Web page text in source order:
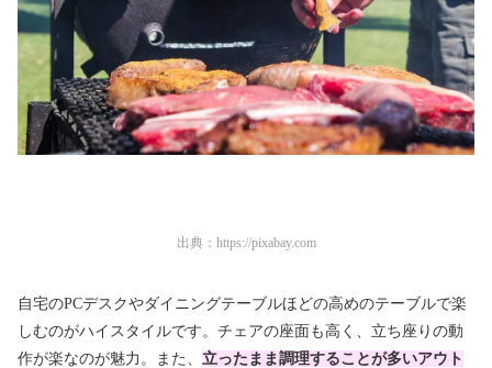
出典： https://pixabay.com
自宅のPCデスクやダイニングテーブルほどの高めのテーブルで楽
しむのがハイスタイルです。チェアの座面も高く、立ち座りの動
作が楽なのが魅力。また、 立ったまま調理することが多いアウト